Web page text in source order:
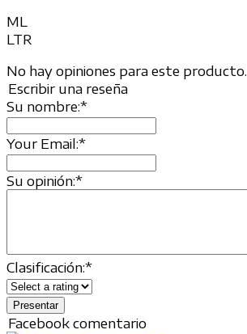
ML
LTR
No hay opiniones para este producto.
Escribir una reseña
Su nombre:*
Your Email:*
Su opinión:*
Clasificación:*
Facebook comentario